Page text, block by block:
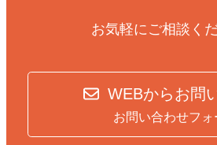
お気軽にご相談く
WEBからお問
お問い合わせフォ